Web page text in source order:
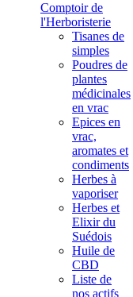
Comptoir de
l'Herboristerie
Tisanes de
simples
Poudres de
plantes
médicinales
en vrac
Epices en
vrac,
aromates et
condiments
Herbes à
vaporiser
Herbes et
Elixir du
Suédois
Huile de
CBD
Liste de
nos actifs